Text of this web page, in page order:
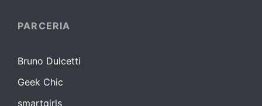
PARCERIA
Bruno Dulcetti
Geek Chic
smartgirls